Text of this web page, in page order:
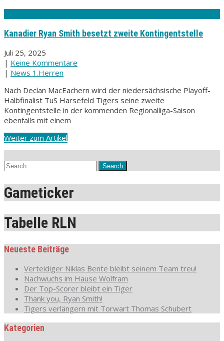
Kanadier Ryan Smith besetzt zweite Kontingentstelle
Juli 25, 2025
| Keine Kommentare
| News 1.Herren
Nach Declan MacEachern wird der niedersächsische Playoff-
Halbfinalist TuS Harsefeld Tigers seine zweite
Kontingentstelle in der kommenden Regionalliga-Saison
ebenfalls mit einem
Weiter zum Artikel
Gameticker
Tabelle RLN
Neueste Beiträge
Verteidiger Niklas Bente bleibt seinem Team treu!
Nachwuchs im Hause Wolfram
Der Top-Scorer bleibt ein Tiger
Thank you, Ryan Smith!
Tigers verlängern mit Torwart Thomas Schubert
Kategorien